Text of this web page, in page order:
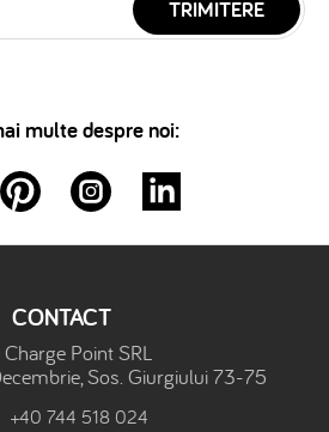
TRIMITERE
multe despre noi:
CONTACT
Charge Point SRL
Sos. Giurgiului 73-75
+40 744 518 024